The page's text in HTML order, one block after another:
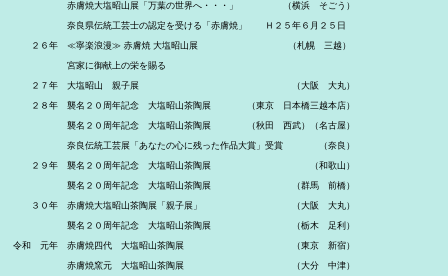
赤膚焼大塩昭山展「万葉の世界へ・・・」 （横浜 そごう）
奈良県伝統工芸士の認定を受ける「赤膚焼」 Ｈ２５年６月２５日
２６年 ≪寧楽浪漫≫ 赤膚焼 大塩昭山展 （札幌 三越）
宮家に御献上の栄を賜る
２７年 大塩昭山 親子展 （大阪 大丸）
２８年 襲名２０周年記念 大塩昭山茶陶展 （東京 日本橋三越本店）
襲名２０周年記念 大塩昭山茶陶展 （秋田 西武）（名古屋）
奈良伝統工芸展「あなたの心に残った作品大賞」受賞 （奈良）
２９年 襲名２０周年記念 大塩昭山茶陶展 （和歌山）
襲名２０周年記念 大塩昭山茶陶展 （群馬 前橋）
３０年 赤膚焼大塩昭山茶陶展「親子展」 （大阪 大丸）
襲名２０周年記念 大塩昭山茶陶展 （栃木 足利）
令和 元年 赤膚焼四代 大塩昭山茶陶展 （東京 新宿）
赤膚焼窯元 大塩昭山茶陶展 （大分 中津）